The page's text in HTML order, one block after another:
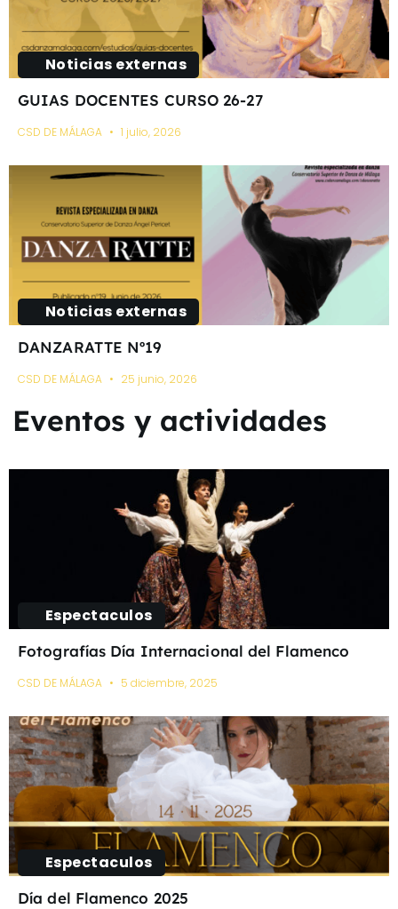
Noticias externas
GUIAS DOCENTES CURSO 26-27
CSD DE MÁLAGA 1 julio, 2026
Noticias externas
DANZARATTE Nº19
CSD DE MÁLAGA 25 junio, 2026
Eventos y actividades
Espectaculos
Fotografías Día Internacional del Flamenco
CSD DE MÁLAGA 5 diciembre, 2025
Espectaculos
Día del Flamenco 2025